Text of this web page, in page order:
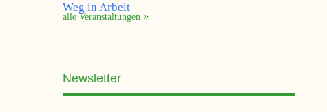
alle Veranstaltungen
Newsletter